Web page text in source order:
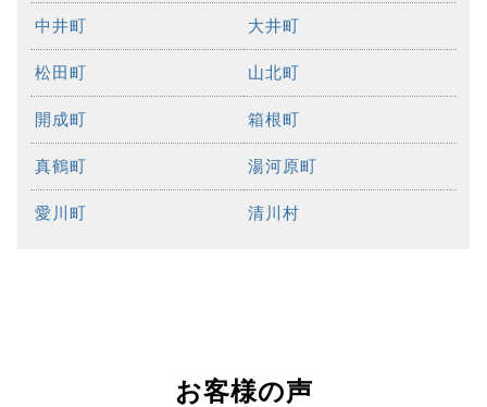
中井町 大井町
松田町 山北町
開成町 箱根町
真鶴町 湯河原町
愛川町 清川村
お客様の声